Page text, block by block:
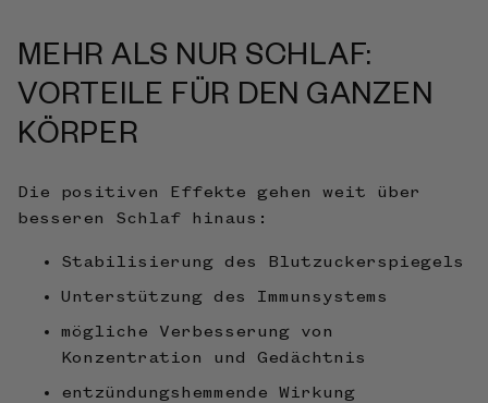
MEHR ALS NUR SCHLAF:
VORTEILE FÜR DEN GANZEN
KÖRPER
Die positiven Effekte gehen weit über
besseren Schlaf hinaus:
Stabilisierung des Blutzuckerspiegels
Unterstützung des Immunsystems
mögliche Verbesserung von
Konzentration und Gedächtnis
entzündungshemmende Wirkung